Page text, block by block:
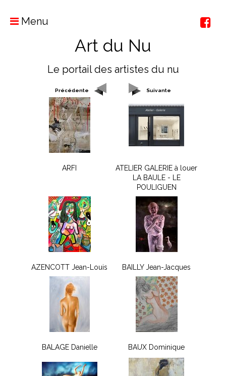
Menu
Art du Nu
Le portail des artistes du nu
Précédente Suivante
ARFI
ATELIER GALERIE à louer
LA BAULE - LE
POULIGUEN
AZENCOTT Jean-Louis BAILLY Jean-Jacques
BALAGE Danielle BAUX Dominique